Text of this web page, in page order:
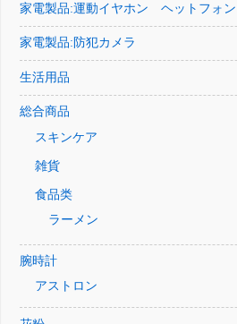
家電製品:運動イヤホン ヘットフォン
家電製品:防犯カメラ
生活用品
総合商品
スキンケア
雑貨
食品类
ラーメン
腕時計
アストロン